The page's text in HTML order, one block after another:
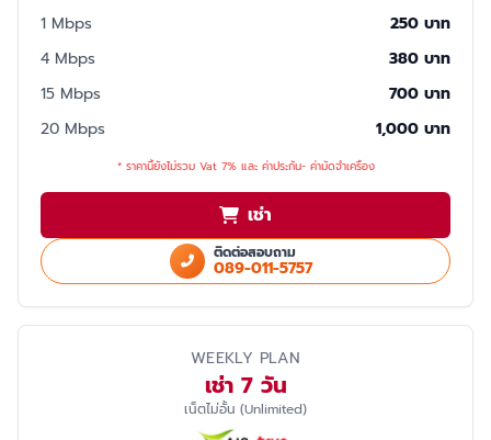
1 Mbps
250 บาท
4 Mbps
380 บาท
15 Mbps
700 บาท
20 Mbps
1,000 บาท
* ราคานี้ยังไม่รวม Vat 7% และ ค่าประกัน- ค่ามัดจำเครื่อง
เช่า
ติดต่อสอบถาม
089-011-5757
WEEKLY PLAN
เช่า 7 วัน
เน็ตไม่อั้น (Unlimited)